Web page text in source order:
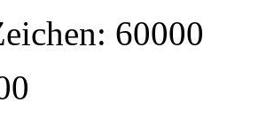
60000